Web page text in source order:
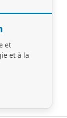
et
et à la